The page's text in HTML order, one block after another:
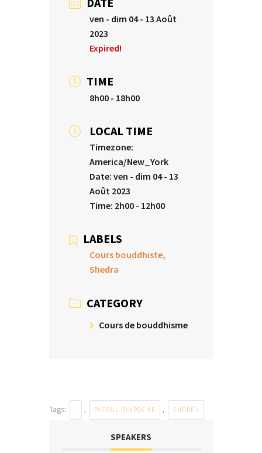
ven - dim 04 - 13 Août
2023
Expired!
TIME
8h00 - 18h00
LOCAL TIME
Timezone:
America/New_York
Date: ven - dim 04 - 13
Août 2023
Time: 2h00 - 12h00
LABELS
Cours bouddhiste,
Shedra
CATEGORY
Cours de bouddhisme
Tags: - , PATRUL RINPOCHE , SHEDRA
SPEAKERS